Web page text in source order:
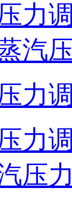
力
汽
力
力
压